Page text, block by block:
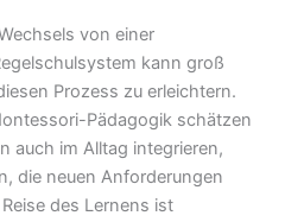
von einer
kann groß
Prozess zu erleichtern.
Pädagogik schätzen
auch im Alltag integrieren,
die neuen Anforderungen
des Lernens ist